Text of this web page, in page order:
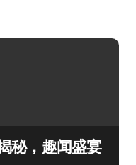
秘，趣闻盛宴